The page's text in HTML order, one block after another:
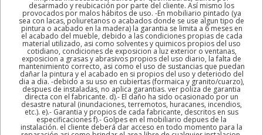
desarmado y reubicación por parte del cliente. Así mismo los
provocados por malos hábitos de uso. -En mobiliario pintado (ya
sea con lacas, poliuretanos o acabados donde se use algun tipo de
pintura o acabado en la madera) la garantia se limita a 6 meses en
el acabado del mueble, debido a las condiciones propias de cada
material utilizado, asi como solventes y quimicos propios del uso
cotidiano, condiciones de exposicion a luz exterior o ventanas,
exposicion a grasas y abrasivos propios del uso diario, la falta de
mantenimiento correcto, asi como el uso de sustancias que puedan
dañar la pintura y el acabado en si propios del uso y deteriodo del
dia a dia. -debido a su uso en cubiertas (formaica y granito/cuarzo),
despues de instaladas, no aplica garantias. ver poliza de garantia
directa con el fabricante. d).- El daño ha sido ocasionado por un
desastre natural (inundaciones, terremotos, huracanes, incendios,
etc.). e).- Garantia y propios de cada fabricante, descritos en sus
especificaciones f).- Golpes en el mobiliario depues de la
instalación. el cliente deberá dar acceso en todo momento para la